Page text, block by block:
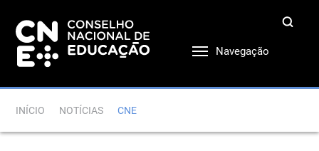
Navegação
INÍCIO NOTÍCIAS CNE